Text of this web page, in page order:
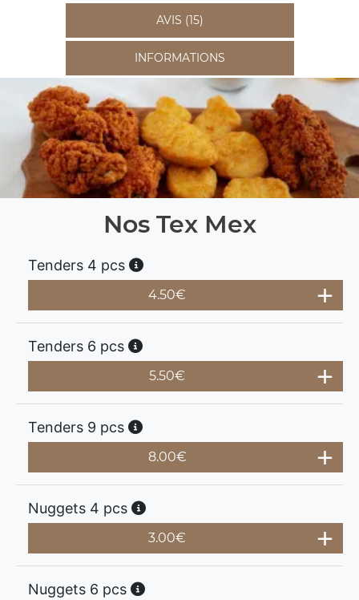
AVIS (15)
INFORMATIONS
Nos Tex Mex
Tenders 4 pcs
4.50€
Tenders 6 pcs
5.50€
Tenders 9 pcs
8.00€
Nuggets 4 pcs
3.00€
Nuggets 6 pcs